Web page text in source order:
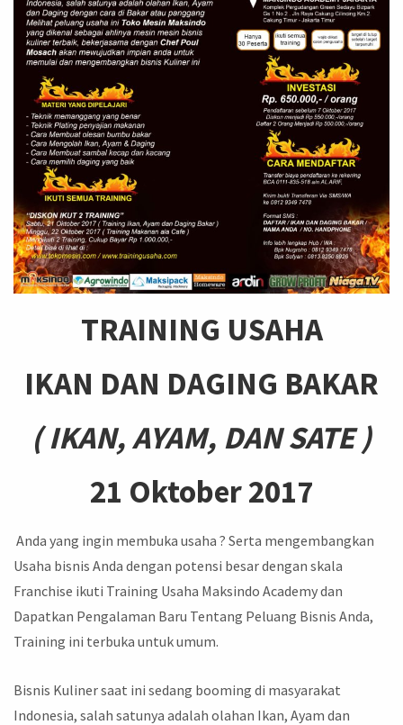
TRAINING USAHA
IKAN DAN DAGING BAKAR
( IKAN, AYAM, DAN SATE )
21 Oktober 2017
Anda yang ingin membuka usaha ? Serta mengembangkan
Usaha bisnis Anda dengan potensi besar dengan skala
Franchise ikuti Training Usaha Maksindo Academy dan
Dapatkan Pengalaman Baru Tentang Peluang Bisnis Anda,
Training ini terbuka untuk umum.
Bisnis Kuliner saat ini sedang booming di masyarakat
Indonesia, salah satunya adalah olahan Ikan, Ayam dan